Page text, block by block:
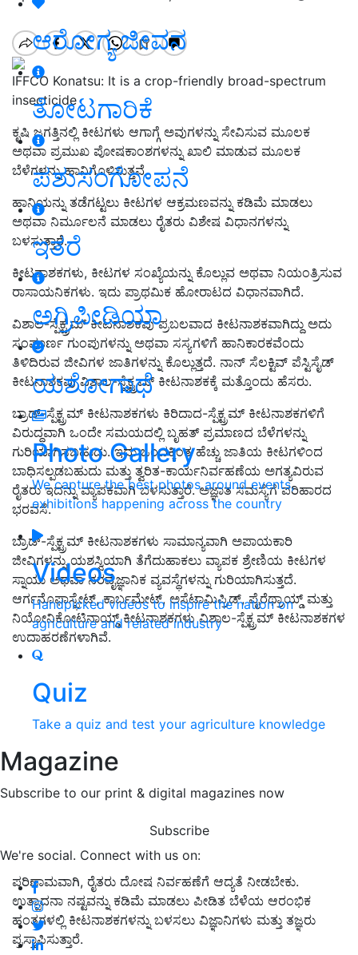
ಆರೋಗ್ಯ ಜೀವನ
ತೋಟಗಾರಿಕೆ
ಪಶುಸಂಗೋಪನೆ
ಇತರೆ
ಅಗ್ರಿಪೀಡಿಯಾ
ಯಶೋಗಾಥೆ
Photo Gallery
We capture the best photos around events,
exhibitions happening across the country
Videos
Handpicked videos to inspire the nation on
agriculture and related industry
Quiz
Take a quiz and test your agriculture knowledge
Magazine
Subscribe to our print & digital magazines now
Subscribe
We're social. Connect with us on:
IFFCO Konatsu: It is a crop-friendly broad-spectrum
insecticide
ಕೃಷಿ ಜಗತ್ತಿನಲ್ಲಿ ಕೀಟಗಳು ಆಗಾಗ್ಗೆ ಅವುಗಳನ್ನು ಸೇವಿಸುವ ಮೂಲಕ
ಅಥವಾ ಪ್ರಮುಖ ಪೋಷಕಾಂಶಗಳನ್ನು ಖಾಲಿ ಮಾಡುವ ಮೂಲಕ
ಬೆಳೆಗಳನ್ನು ಹಾನಿಗೊಳಿಸುತ್ತವೆ.
ಹಾನಿಯನ್ನು ತಡೆಗಟ್ಟಲು ಕೀಟಗಳ ಆಕ್ರಮಣವನ್ನು ಕಡಿಮೆ ಮಾಡಲು
ಅಥವಾ ನಿರ್ಮೂಲನೆ ಮಾಡಲು ರೈತರು ವಿಶೇಷ ವಿಧಾನಗಳನ್ನು
ಬಳಸುತ್ತಾರೆ.
ಕೀಟನಾಶಕಗಳು, ಕೀಟಗಳ ಸಂಖ್ಯೆಯನ್ನು ಕೊಲ್ಲುವ ಅಥವಾ ನಿಯಂತ್ರಿಸುವ
ರಾಸಾಯನಿಕಗಳು. ಇದು ಪ್ರಾಥಮಿಕ ಹೋರಾಟದ ವಿಧಾನವಾಗಿದೆ.
ವಿಶಾಲ-ಸ್ಪೆಕ್ಟ್ರಮ್ ಕೀಟನಾಶಕವು ಪ್ರಬಲವಾದ ಕೀಟನಾಶಕವಾಗಿದ್ದು ಅದು
ಸಂಪೂರ್ಣ ಗುಂಪುಗಳನ್ನು ಅಥವಾ ಸಸ್ಯಗಳಿಗೆ ಹಾನಿಕಾರಕವೆಂದು
ತಿಳಿದಿರುವ ಜೀವಿಗಳ ಜಾತಿಗಳನ್ನು ಕೊಲ್ಲುತ್ತದೆ. ನಾನ್‌ ಸೆಲಕ್ಟಿವ್‌ ಪೆಸ್ಟಿಸೈಡ್‌
ಕೀಟನಾಶಕವು ವಿಶಾಲ-ಸ್ಪೆಕ್ಟ್ರಮ್ ಕೀಟನಾಶಕಕ್ಕೆ ಮತ್ತೊಂದು ಹೆಸರು.
ಬ್ರಾಡ್-ಸ್ಪೆಕ್ಟ್ರಮ್ ಕೀಟನಾಶಕಗಳು ಕಿರಿದಾದ-ಸ್ಪೆಕ್ಟ್ರಮ್ ಕೀಟನಾಶಕಗಳಿಗೆ
ವಿರುದ್ಧವಾಗಿ ಒಂದೇ ಸಮಯದಲ್ಲಿ ಬೃಹತ್ ಪ್ರಮಾಣದ ಬೆಳೆಗಳನ್ನು
ಗುರಿಯಾಗಿಸಬಹುದು. ಇದು ಒಂದಕ್ಕಿಂತ ಹೆಚ್ಚು ಜಾತಿಯ ಕೀಟಗಳಿಂದ
ಬಾಧಿಸಲ್ಪಡಬಹುದು ಮತ್ತು ತ್ವರಿತ-ಕಾರ್ಯನಿರ್ವಹಣೆಯ ಅಗತ್ಯವಿರುವ
ರೈತರು ಇದನ್ನು ವ್ಯಾಪಕವಾಗಿ ಬಳಸುತ್ತಾರೆ. ಅಜ್ಞಾತ ಸಮಸ್ಯೆಗೆ ಪರಿಹಾರದ
ಭರವಸೆ.
ಬ್ರಾಡ್-ಸ್ಪೆಕ್ಟ್ರಮ್ ಕೀಟನಾಶಕಗಳು ಸಾಮಾನ್ಯವಾಗಿ ಅಪಾಯಕಾರಿ
ಜೀವಿಗಳನ್ನು ಯಶಸ್ವಿಯಾಗಿ ತೆಗೆದುಹಾಕಲು ವ್ಯಾಪಕ ಶ್ರೇಣಿಯ ಕೀಟಗಳ
ಸ್ನಾಯು ಅಥವಾ ನರವೈಜ್ಞಾನಿಕ ವ್ಯವಸ್ಥೆಗಳನ್ನು ಗುರಿಯಾಗಿಸುತ್ತದೆ.
ಆರ್ಗನೊಫಾಸ್ಫೇಟ್, ಕಾರ್ಬಮೇಟ್, ಅಸೆಟಾಮಿಪ್ರಿಡ್, ಪೈರೆಥ್ರಾಯ್ಡ್ ಮತ್ತು
ನಿಯೋನಿಕೋಟಿನಾಯ್ಡ್ ಕೀಟನಾಶಕಗಳು ವಿಶಾಲ-ಸ್ಪೆಕ್ಟ್ರಮ್ ಕೀಟನಾಶಕಗಳ
ಉದಾಹರಣೆಗಳಾಗಿವೆ.
ಪರಿಣಾಮವಾಗಿ, ರೈತರು ದೋಷ ನಿರ್ವಹಣೆಗೆ ಆದ್ಯತೆ ನೀಡಬೇಕು.
ಉತ್ಪಾದನಾ ನಷ್ಟವನ್ನು ಕಡಿಮೆ ಮಾಡಲು ಪೀಡಿತ ಬೆಳೆಯ ಆರಂಭಿಕ
ಹಂತಗಳಲ್ಲಿ ಕೀಟನಾಶಕಗಳನ್ನು ಬಳಸಲು ವಿಜ್ಞಾನಿಗಳು ಮತ್ತು ತಜ್ಞರು
ಪ್ರಸ್ತಾಪಿಸುತ್ತಾರೆ.